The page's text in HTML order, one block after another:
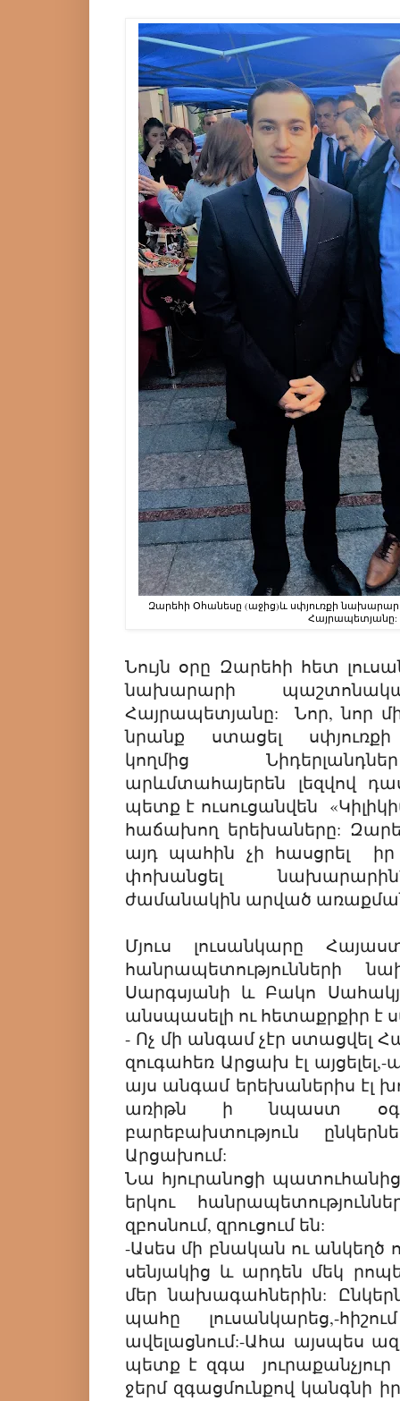
Զարեհի Օհանեսը (աջից)և սփյուռքի
Հայրապետյանը:
Նույն օրը Զարեհի հետ
նախարարի
Հայրապետյանը: Նոր, նոր
նրանք ստացել
կողմից
արևմտահայերեն լեզվով
պետք է ուսուցանվեն
հաճախող երեխաները:
այդ պահին չի հասցրել իր
փոխանցել
ժամանակին արված
Մյուս լուսանկարը
հանրապետությունների
Սարգսյանի և Բակո
անսպասելի ու հետաքրքիր է
- Ոչ մի անգամ չէր ստացվել
զուգահեռ Արցախ էլ
այս անգամ երեխաներիս էլ
առիթն ի նպաստ
բարեբախտություն
Արցախում:
Նա հյուրանոցի
երկու
զբոսնում, զրուցում են:
-Ասես մի բնական ու անկեղծ
սենյակից և արդեն մեկ
մեր նախագահներին:
պահը լուսանկարեց,-
ավելացնում:-Ահա այսպես
պետք է զգա
ջերմ զգացմունքով կանգնի